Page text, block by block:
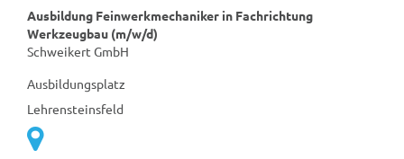
Ausbildung Feinwerkmechaniker in Fachrichtung
Werkzeugbau (m/w/d)
Schweikert GmbH
Ausbildungsplatz
Lehrensteinsfeld